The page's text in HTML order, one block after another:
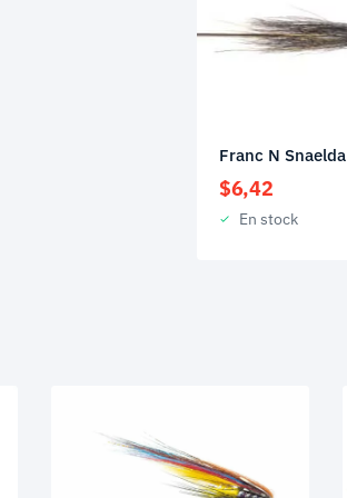
Franc N Snaelda
$6,42
En stock